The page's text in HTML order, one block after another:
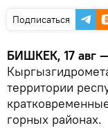
Подписаться
БИШКЕК, 17 авг
территории
горных районах.